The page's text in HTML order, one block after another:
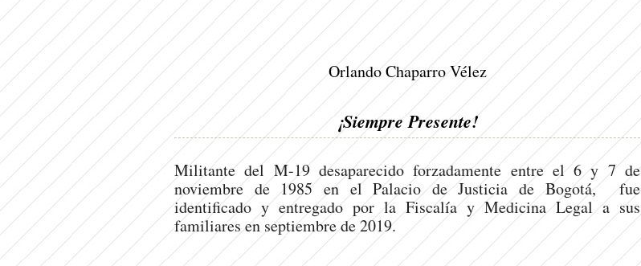
Orlando Chaparro Vélez
¡Siempre Presente!
Militante del M-19 desaparecido forzadamente entre el 6 y 7 de
noviembre de 1985 en el Palacio de Justicia de Bogotá, fue
identificado y entregado por la Fiscalía y Medicina Legal a sus
familiares en septiembre de 2019.